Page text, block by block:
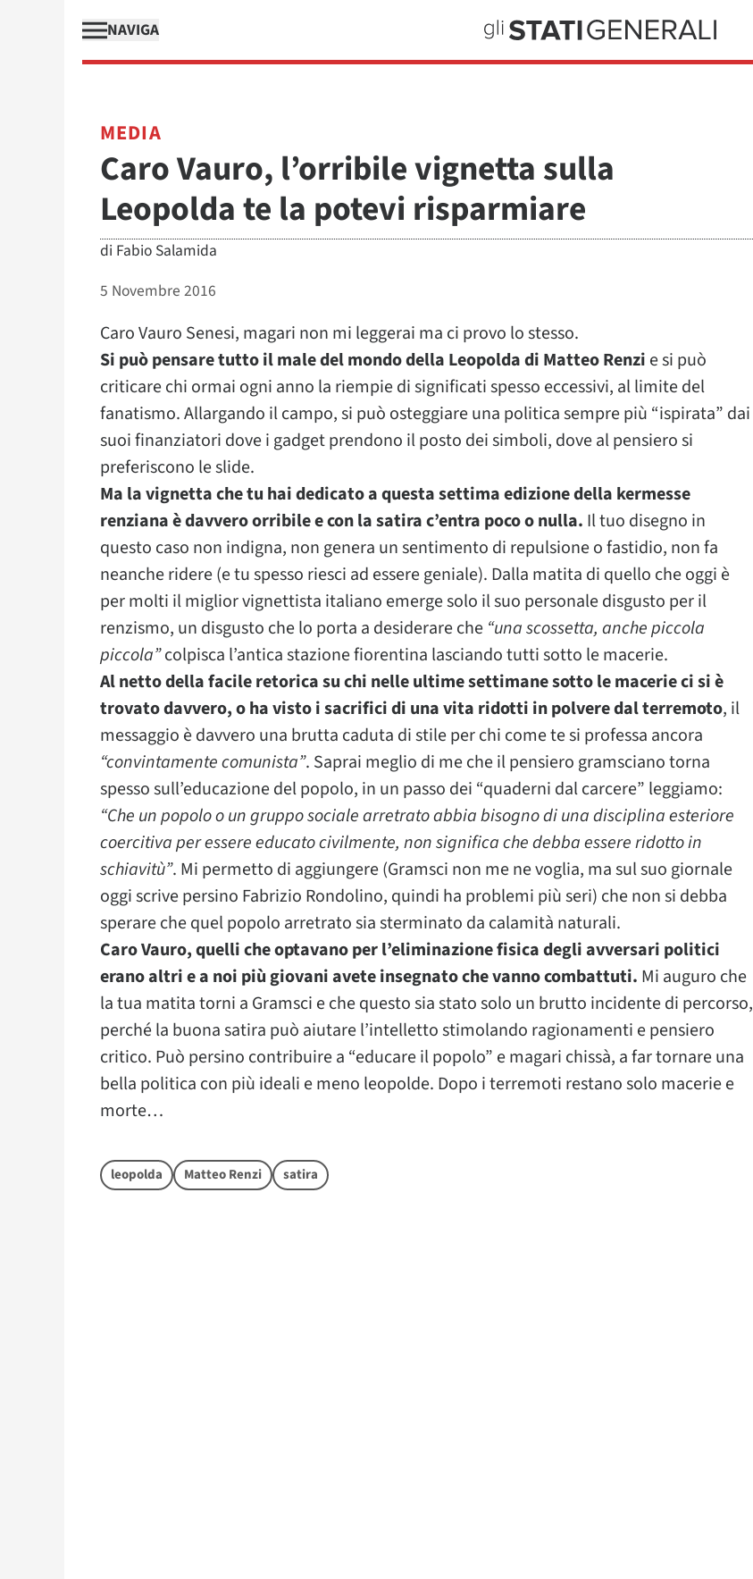
NAVIGA
MEDIA
Caro Vauro, l’orribile vignetta sulla
Leopolda te la potevi risparmiare
di Fabio Salamida
5 Novembre 2016
Caro Vauro Senesi, magari non mi leggerai ma ci provo lo stesso.
Si può pensare tutto il male del mondo della Leopolda di Matteo Renzi e si può
criticare chi ormai ogni anno la riempie di significati spesso eccessivi, al limite del
fanatismo. Allargando il campo, si può osteggiare una politica sempre più “ispirata” dai
suoi finanziatori dove i gadget prendono il posto dei simboli, dove al pensiero si
preferiscono le slide.
Ma la vignetta che tu hai dedicato a questa settima edizione della kermesse
renziana è davvero orribile e con la satira c’entra poco o nulla. Il tuo disegno in
questo caso non indigna, non genera un sentimento di repulsione o fastidio, non fa
neanche ridere (e tu spesso riesci ad essere geniale). Dalla matita di quello che oggi è
per molti il miglior vignettista italiano emerge solo il suo personale disgusto per il
renzismo, un disgusto che lo porta a desiderare che “una scossetta, anche piccola
piccola”colpisca l’antica stazione fiorentina lasciando tutti sotto le macerie.
Al netto della facile retorica su chi nelle ultime settimane sotto le macerie ci si è
trovato davvero, o ha visto i sacrifici di una vita ridotti in polvere dal terremoto, il
messaggio è davvero una brutta caduta di stile per chi come te si professa ancora
“convintamente comunista”. Saprai meglio di me che il pensiero gramsciano torna
spesso sull’educazione del popolo, in un passo dei “quaderni dal carcere” leggiamo:
“Che un popolo o un gruppo sociale arretrato abbia bisogno di una disciplina esteriore
coercitiva per essere educato civilmente, non significa che debba essere ridotto in
schiavitù”. Mi permetto di aggiungere (Gramsci non me ne voglia, ma sul suo giornale
oggi scrive persino Fabrizio Rondolino, quindi ha problemi più seri) che non si debba
sperare che quel popolo arretrato sia sterminato da calamità naturali.
Caro Vauro, quelli che optavano per l’eliminazione fisica degli avversari politici
erano altri e a noi più giovani avete insegnato che vanno combattuti. Mi auguro che
la tua matita torni a Gramsci e che questo sia stato solo un brutto incidente di percorso,
perché la buona satira può aiutare l’intelletto stimolando ragionamenti e pensiero
critico. Può persino contribuire a “educare il popolo” e magari chissà, a far tornare una
bella politica con più ideali e meno leopolde. Dopo i terremoti restano solo macerie e
morte…
leopolda Matteo Renzi satira